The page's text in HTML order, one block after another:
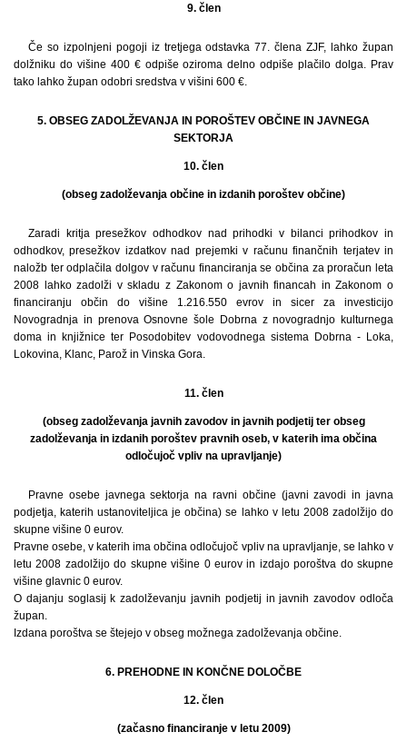
9. člen
Če so izpolnjeni pogoji iz tretjega odstavka 77. člena ZJF, lahko župan
dolžniku do višine 400 € odpiše oziroma delno odpiše plačilo dolga. Prav
tako lahko župan odobri sredstva v višini 600 €.
5. OBSEG ZADOLŽEVANJA IN POROŠTEV OBČINE IN JAVNEGA
SEKTORJA
10. člen
(obseg zadolževanja občine in izdanih poroštev občine)
Zaradi kritja presežkov odhodkov nad prihodki v bilanci prihodkov in
odhodkov, presežkov izdatkov nad prejemki v računu finančnih terjatev in
naložb ter odplačila dolgov v računu financiranja se občina za proračun leta
2008 lahko zadolži v skladu z Zakonom o javnih financah in Zakonom o
financiranju občin do višine 1.216.550 evrov in sicer za investicijo
Novogradnja in prenova Osnovne šole Dobrna z novogradnjo kulturnega
doma in knjižnice ter Posodobitev vodovodnega sistema Dobrna - Loka,
Lokovina, Klanc, Parož in Vinska Gora.
11. člen
(obseg zadolževanja javnih zavodov in javnih podjetij ter obseg
zadolževanja in izdanih poroštev pravnih oseb, v katerih ima občina
odločujoč vpliv na upravljanje)
Pravne osebe javnega sektorja na ravni občine (javni zavodi in javna
podjetja, katerih ustanoviteljica je občina) se lahko v letu 2008 zadolžijo do
skupne višine 0 eurov.
Pravne osebe, v katerih ima občina odločujoč vpliv na upravljanje, se lahko v
letu 2008 zadolžijo do skupne višine 0 eurov in izdajo poroštva do skupne
višine glavnic 0 eurov.
O dajanju soglasij k zadolževanju javnih podjetij in javnih zavodov odloča
župan.
Izdana poroštva se štejejo v obseg možnega zadolževanja občine.
6. PREHODNE IN KONČNE DOLOČBE
12. člen
(začasno financiranje v letu 2009)